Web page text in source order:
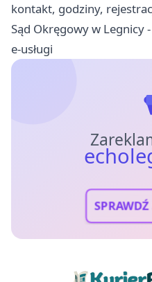
kontakt, godziny,
Sąd Okręgowy w Legnicy
e-usługi